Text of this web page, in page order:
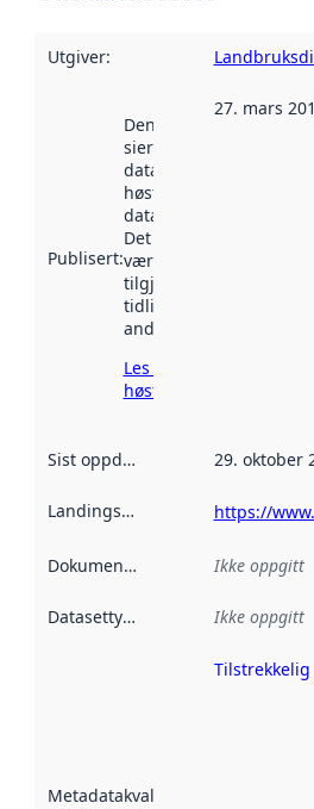
Utgiver:
Publisert:
Denne datoen
sier når
datasettet ble
høstet av
data.norge.no.
Det kan ha
vært
tilgjengelig
tidligere
andre steder.
Les mer om
høsting her
27. mars
Sist oppdatert 29. oktober
Landingsside https://
Dokumentasjon Ikke oppgitt
Datasettype Ikke oppgitt
Metadatakvalitet
Tilstrekkelig